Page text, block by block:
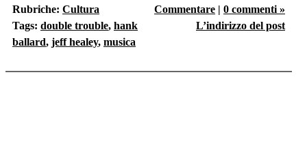
Rubriche: Cultura
Tags: double trouble, hank
ballard, jeff healey, musica
Commentare | 0 commenti »
L’indirizzo del post